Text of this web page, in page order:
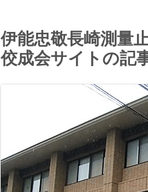
伊能忠敬長崎測
佼成会サイトの記